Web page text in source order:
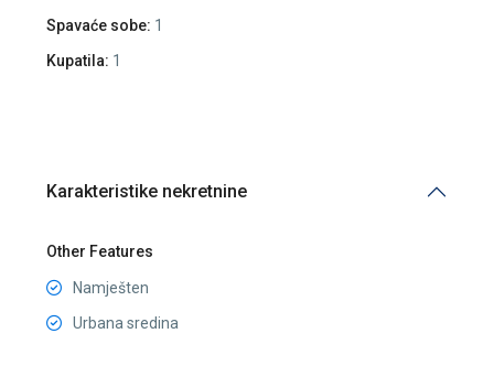
Spavaće sobe: 1
Kupatila: 1
Karakteristike nekretnine
Other Features
Namješten
Urbana sredina